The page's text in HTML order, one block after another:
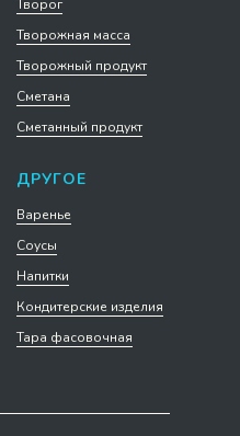
Творог
Творожная масса
Творожный продукт
Сметана
Сметанный продукт
ДРУГОЕ
Варенье
Соусы
Напитки
Кондитерские изделия
Тара фасовочная